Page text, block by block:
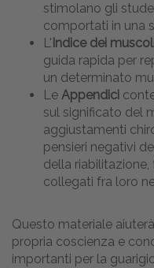
stimolano gli
comportati in una
L' Indice dei muscoli
guida rapida per
un determinato
Le Appendici
sul significato del
aggiustamenti
pensieri negativi
della
collegati fra loro
Questo materiale
propria coscienza e
importanti per la